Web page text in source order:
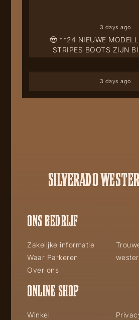
🤠 **24 NIEUWE
STRIPES BOOTS ZIJN
3 days ago
3 days ago
SILVERADO
ONS BEDRIJF
Zakelijke informatie
Waar Parkeren
Over ons
ONLINE SHOP
Winkel